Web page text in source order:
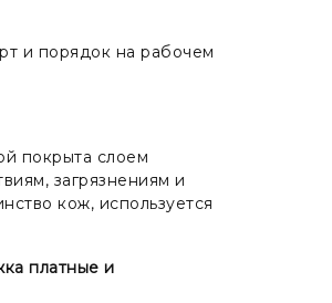
и порядок на рабочем
покрыта слоем
загрязнениям и
кож, используется
платные и